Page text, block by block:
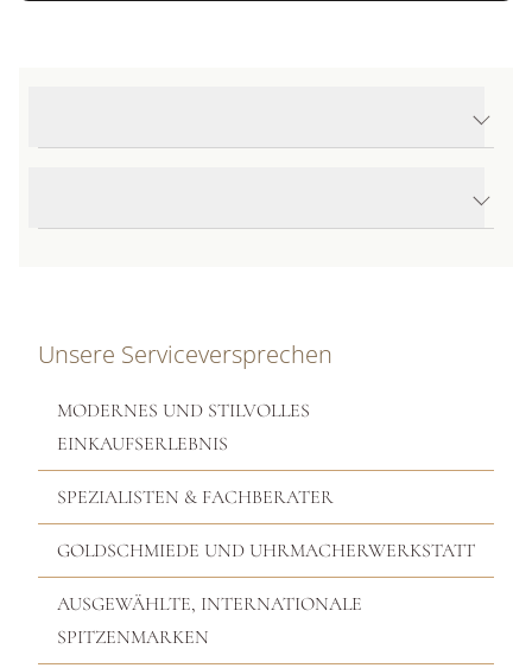
Unsere Serviceversprechen
MODERNES UND STILVOLLES
EINKAUFSERLEBNIS
SPEZIALISTEN & FACHBERATER
GOLDSCHMIEDE UND UHRMACHERWERKSTATT
AUSGEWÄHLTE, INTERNATIONALE
SPITZENMARKEN